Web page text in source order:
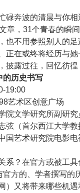
碌奔波的清晨与你
章，31个青春的瞬
也不用参照别人的
正在或终将经历与
披露过往，回忆彷
历史书写
19:00
艺术区创意广场
院文学研究所副研
弦（首尔西江大学
国艺术研究院电影
系？在官方或被工
官方的、学者撰写
）又将带来哪些机